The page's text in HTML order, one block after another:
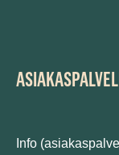
Info